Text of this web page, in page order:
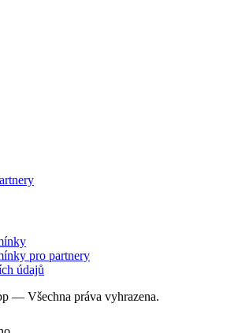
pro partnery
údajů
— Všechna práva vyhrazena.